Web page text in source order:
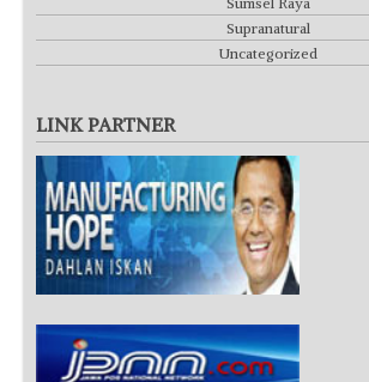
Supranatural
Uncategorized
LINK PARTNER